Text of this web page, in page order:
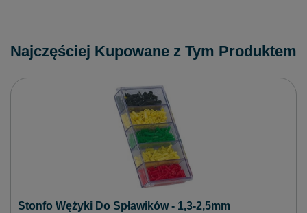
Najczęściej Kupowane z Tym Produktem
Stonfo Wężyki Do Spławików - 1,3-2,5mm